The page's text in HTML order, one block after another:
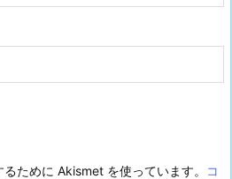
ために Akismet を使っています。 コ